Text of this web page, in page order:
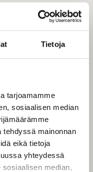
Tietoja
tarjoamamme
sosiaalisen median
tehdyssä mainonnan
eikä tietoja
yhteydessä
median,